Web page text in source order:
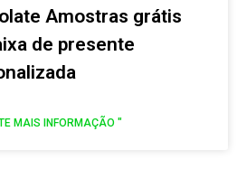
Amostras grátis
de presente
MAIS INFORMAÇÃO "